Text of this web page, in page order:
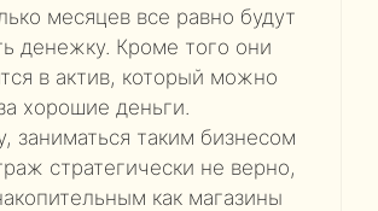
месяцев все равно будут
денежку. Кроме того они
в актив, который можно
хорошие деньги.
заниматься таким бизнесом
стратегически не верно,
как магазины